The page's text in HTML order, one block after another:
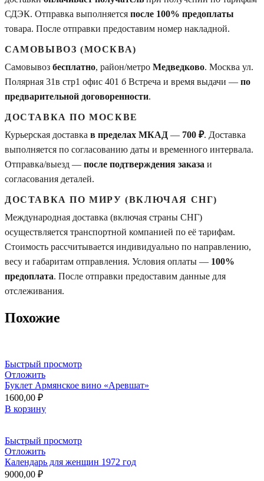
СДЭК. Отправка выполняется после 100% предоплаты
товара. После отправки предоставим номер накладной.
САМОВЫВОЗ (МОСКВА)
Самовывоз бесплатно, район/метро Медведково. Москва ул.
Полярная 31в стр1 офис 401 б Встреча и время выдачи — по
предварительной договоренности.
ДОСТАВКА ПО МОСКВЕ
Курьерская доставка в пределах МКАД — 700 ₽. Доставка
выполняется по согласованию даты и временного интервала.
Отправка/выезд — после подтверждения заказа и
согласования деталей.
ДОСТАВКА ПО МИРУ (ВКЛЮЧАЯ СНГ)
Международная доставка (включая страны СНГ)
осуществляется транспортной компанией по её тарифам.
Стоимость рассчитывается индивидуально по направлению,
весу и габаритам отправления. Условия оплаты — 100%
предоплата. После отправки предоставим данные для
отслеживания.
Похожие
Быстрый просмотр
Отложить
Буклет Армянское вино «Аревшат»
1600,00 ₽
В корзину
Быстрый просмотр
Отложить
Календарь для женщин 1972 год
9000,00 ₽